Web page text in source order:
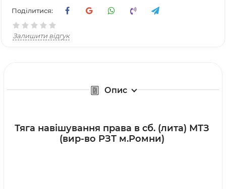
Поділитися:
Залишити відгук
Опис
Тяга навішування права в сб. (лита) МТЗ
(вир-во РЗТ м.Ромни)